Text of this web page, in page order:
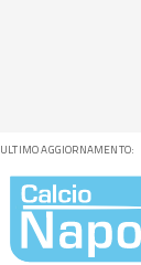
ULTIMO AGGIORNAMENTO: